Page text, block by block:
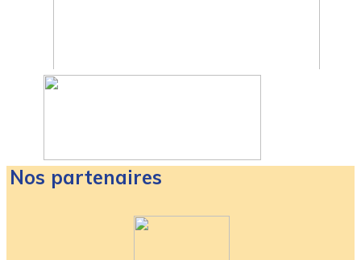
Nos partenaires